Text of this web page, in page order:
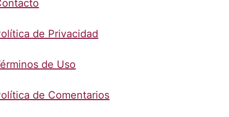
de Privacidad
de Uso
de Comentarios